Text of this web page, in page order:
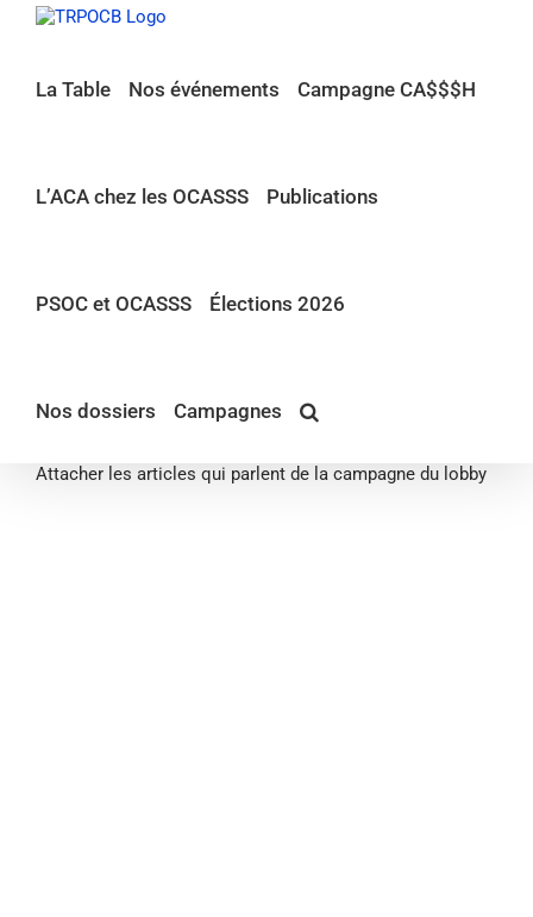
Passer
La Table Nos événements Campagne CA$$$H
L’ACA chez les OCASSS Publications
PSOC et OCASSS Élections 2026
Nos dossiers Campagnes
Attacher les articles qui parlent de la campagne du lobby